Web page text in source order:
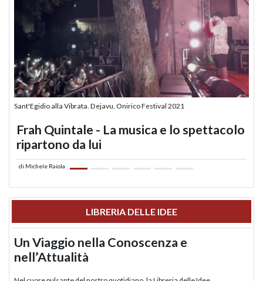
Sant'Egidio alla Vibrata. Dejavu, Onirico Festival 2021
Frah Quintale - La musica e lo spettacolo
ripartono da lui
di Michele Raiola
LIBRERIA DELLE IDEE
Un Viaggio nella Conoscenza e
nell’Attualità